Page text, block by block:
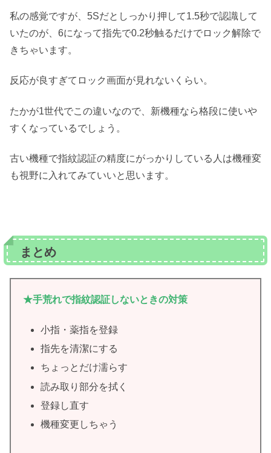
私の感覚ですが、5Sだとしっかり押して1.5秒で認識して
いたのが、6になって指先で0.2秒触るだけでロック解除で
きちゃいます。
反応が良すぎてロック画面が見れないくらい。
たかが1世代でこの違いなので、新機種なら格段に使いや
すくなっているでしょう。
古い機種で指紋認証の精度にがっかりしている人は機種変
も視野に入れてみていいと思います。
まとめ
★手荒れで指紋認証しないときの対策
小指・薬指を登録
指先を清潔にする
ちょっとだけ濡らす
読み取り部分を拭く
登録し直す
機種変更しちゃう